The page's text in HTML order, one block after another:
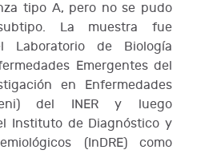
tipo A, pero no se pudo
La muestra fue
Laboratorio de Biología
Emergentes del
en Enfermedades
del INER y luego
Instituto de Diagnóstico y
(InDRE) como